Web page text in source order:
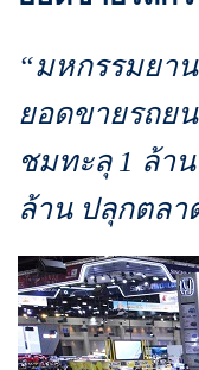
“มหกรรมยา
ยอดขายรถย
ชมทะลุ 1 ล้า
ล้าน ปลุกตล